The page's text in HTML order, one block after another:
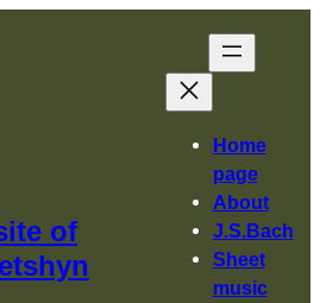
of
Home
page
About
J.S.Bach
Sheet
music